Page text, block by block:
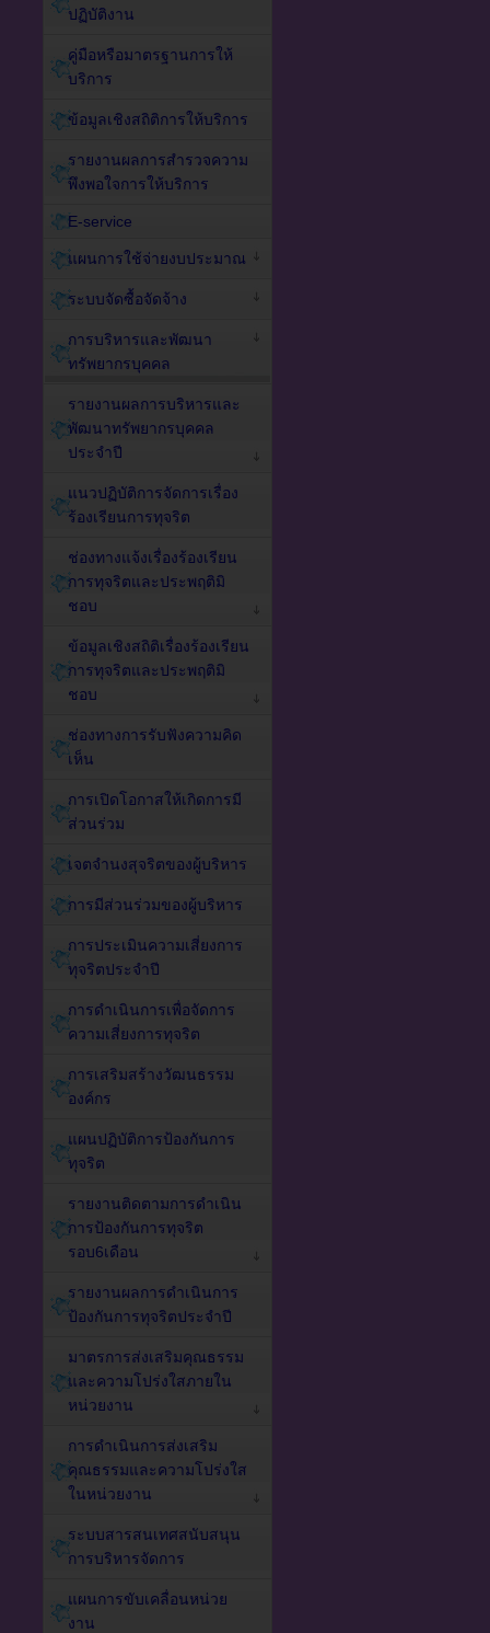
ปฏิบัติงาน
คู่มือหรือมาตรฐานการให้
บริการ
ข้อมูลเชิงสถิติการให้บริการ
รายงานผลการสำรวจความ
พึงพอใจการให้บริการ
E-service
แผนการใช้จ่ายงบประมาณ
ระบบจัดซื้อจัดจ้าง
การบริหารและพัฒนา
ทรัพยากรบุคคล
รายงานผลการบริหารและ
พัฒนาทรัพยากรบุคคล
ประจำปี
แนวปฏิบัติการจัดการเรื่อง
ร้องเรียนการทุจริต
ช่องทางแจ้งเรื่องร้องเรียน
การทุจริตและประพฤติมิ
ชอบ
ข้อมูลเชิงสถิติเรื่องร้องเรียน
การทุจริตและประพฤติมิ
ชอบ
ช่องทางการรับฟังความคิด
เห็น
การเปิดโอกาสให้เกิดการมี
ส่วนร่วม
เจตจำนงสุจริตของผู้บริหาร
การมีส่วนร่วมของผู้บริหาร
การประเมินความเสี่ยงการ
ทุจริตประจำปี
การดำเนินการเพื่อจัดการ
ความเสี่ยงการทุจริต
การเสริมสร้างวัฒนธรรม
องค์กร
แผนปฏิบัติการป้องกันการ
ทุจริต
รายงานติดตามการดำเนิน
การป้องกันการทุจริต
รอบ6เดือน
รายงานผลการดำเนินการ
ป้องกันการทุจริตประจำปี
มาตรการส่งเสริมคุณธรรม
และความโปร่งใสภายใน
หน่วยงาน
การดำเนินการส่งเสริม
คุณธรรมและความโปร่งใส
ในหน่วยงาน
ระบบสารสนเทศสนับสนุน
การบริหารจัดการ
แผนการขับเคลื่อนหน่วย
งาน